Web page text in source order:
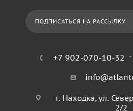
ПОДПИСАТЬСЯ НА РАССЫЛКУ
+7 902-070-10-32
г. Находка, ул.
2/2